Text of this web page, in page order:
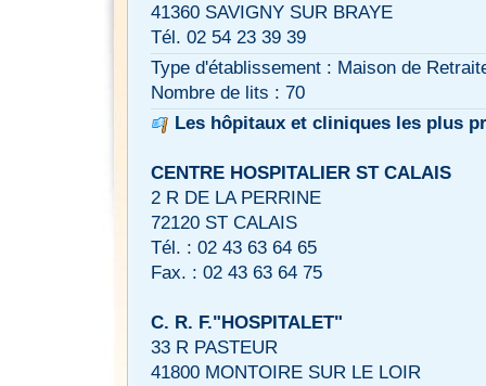
41360 SAVIGNY SUR BRAYE
Tél. 02 54 23 39 39
Type d'établissement : Maison de
Nombre de lits : 70
Les hôpitaux et cliniques les plus
CENTRE HOSPITALIER ST CALAIS
2 R DE LA PERRINE
72120 ST CALAIS
Tél. : 02 43 63 64 65
Fax. : 02 43 63 64 75
C. R. F."HOSPITALET"
33 R PASTEUR
41800 MONTOIRE SUR LE LOIR